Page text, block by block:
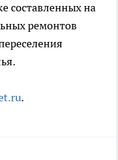
составленных на
ремонтов
.